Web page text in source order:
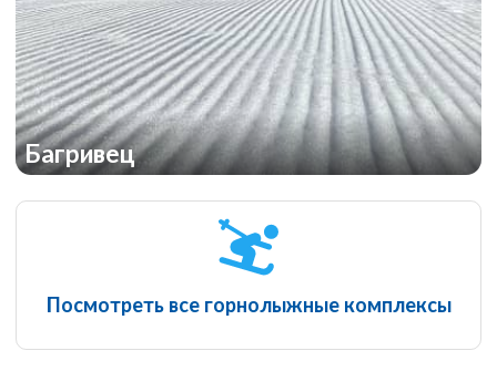
Багривец
Посмотреть все горнолыжные комплексы